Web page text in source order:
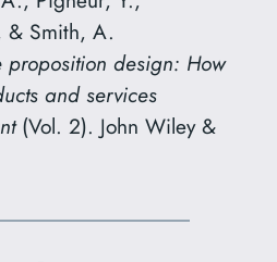
& Smith, A.
proposition design: How
and services
(Vol. 2). John Wiley &